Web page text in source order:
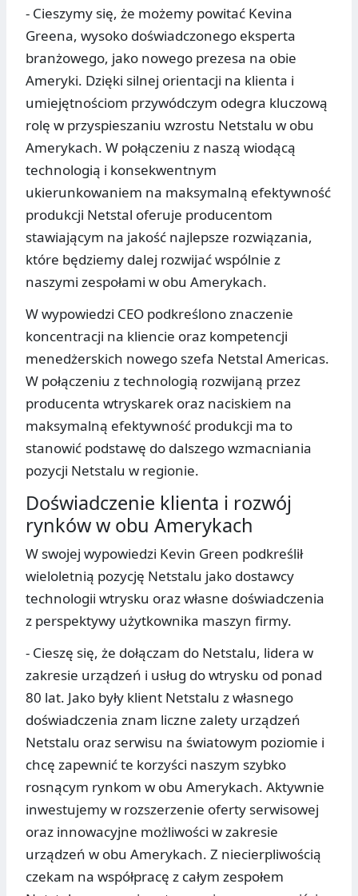
- Cieszymy się, że możemy powitać Kevina
Greena, wysoko doświadczonego eksperta
branżowego, jako nowego prezesa na obie
Ameryki. Dzięki silnej orientacji na klienta i
umiejętnościom przywódczym odegra kluczową
rolę w przyspieszaniu wzrostu Netstalu w obu
Amerykach. W połączeniu z naszą wiodącą
technologią i konsekwentnym
ukierunkowaniem na maksymalną efektywność
produkcji Netstal oferuje producentom
stawiającym na jakość najlepsze rozwiązania,
które będziemy dalej rozwijać wspólnie z
naszymi zespołami w obu Amerykach.
W wypowiedzi CEO podkreślono znaczenie
koncentracji na kliencie oraz kompetencji
menedżerskich nowego szefa Netstal Americas.
W połączeniu z technologią rozwijaną przez
producenta wtryskarek oraz naciskiem na
maksymalną efektywność produkcji ma to
stanowić podstawę do dalszego wzmacniania
pozycji Netstalu w regionie.
Doświadczenie klienta i rozwój
rynków w obu Amerykach
W swojej wypowiedzi Kevin Green podkreślił
wieloletnią pozycję Netstalu jako dostawcy
technologii wtrysku oraz własne doświadczenia
z perspektywy użytkownika maszyn firmy.
- Cieszę się, że dołączam do Netstalu, lidera w
zakresie urządzeń i usług do wtrysku od ponad
80 lat. Jako były klient Netstalu z własnego
doświadczenia znam liczne zalety urządzeń
Netstalu oraz serwisu na światowym poziomie i
chcę zapewnić te korzyści naszym szybko
rosnącym rynkom w obu Amerykach. Aktywnie
inwestujemy w rozszerzenie oferty serwisowej
oraz innowacyjne możliwości w zakresie
urządzeń w obu Amerykach. Z niecierpliwością
czekam na współpracę z całym zespołem